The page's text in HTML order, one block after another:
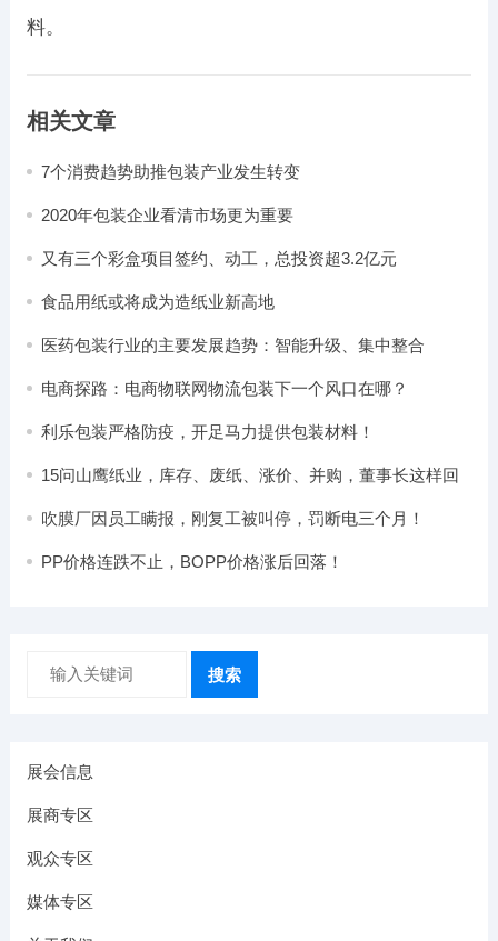
料。
相关文章
7个消费趋势助推包装产业发生转变
2020年包装企业看清市场更为重要
又有三个彩盒项目签约、动工，总投资超3.2亿元
食品用纸或将成为造纸业新高地
医药包装行业的主要发展趋势：智能升级、集中整合
电商探路：电商物联网物流包装下一个风口在哪？
利乐包装严格防疫，开足马力提供包装材料！
15问山鹰纸业，库存、废纸、涨价、并购，董事长这样回
吹膜厂因员工瞒报，刚复工被叫停，罚断电三个月！
PP价格连跌不止，BOPP价格涨后回落！
搜索
展会信息
展商专区
观众专区
媒体专区